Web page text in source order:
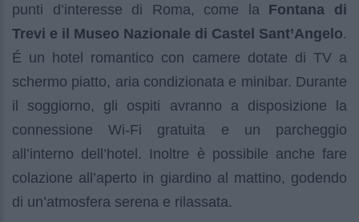
punti d’interesse di Roma, come la Fontana di
Trevi e il Museo Nazionale di Castel Sant’Angelo.
É un hotel romantico con camere dotate di TV a
schermo piatto, aria condizionata e minibar. Durante
il soggiorno, gli ospiti avranno a disposizione la
connessione Wi-Fi gratuita e un parcheggio
all’interno dell’hotel. Inoltre è possibile anche fare
colazione all’aperto in giardino al mattino, godendo
di un’atmosfera serena e rilassata.